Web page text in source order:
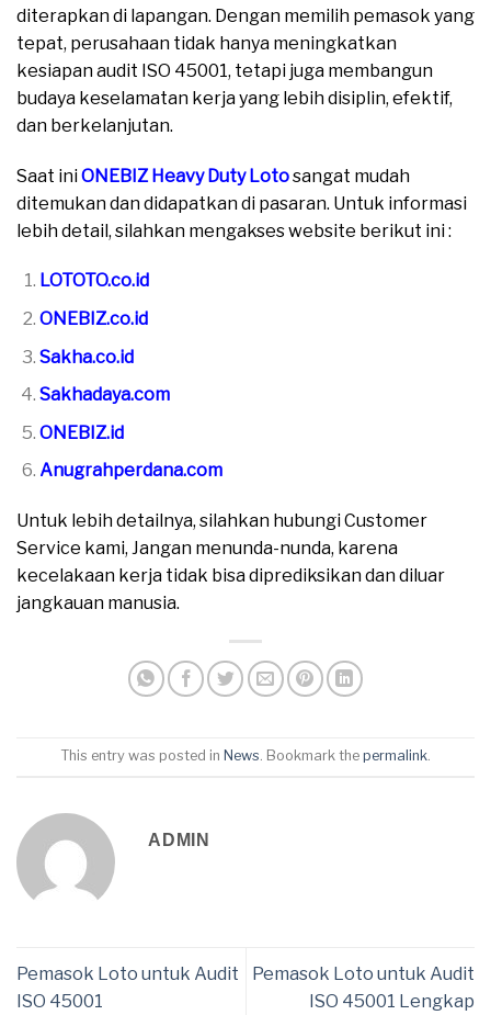
diterapkan di lapangan. Dengan memilih pemasok yang
tepat, perusahaan tidak hanya meningkatkan
kesiapan audit ISO 45001, tetapi juga membangun
budaya keselamatan kerja yang lebih disiplin, efektif,
dan berkelanjutan.
Saat iniONEBIZ Heavy Duty Lotosangat mudah
ditemukan dan didapatkan di pasaran. Untuk informasi
lebih detail, silahkan mengakses website berikut ini :
LOTOTO.co.id
ONEBIZ.co.id
Sakha.co.id
Sakhadaya.com
ONEBIZ.id
Anugrahperdana.com
Untuk lebih detailnya, silahkan hubungi Customer
Service kami, Jangan menunda-nunda, karena
kecelakaan kerja tidak bisa diprediksikan dan diluar
jangkauan manusia.
This entry was posted in News. Bookmark the permalink.
ADMIN
Pemasok Loto untuk Audit
ISO 45001
Pemasok Loto untuk Audit
ISO 45001 Lengkap